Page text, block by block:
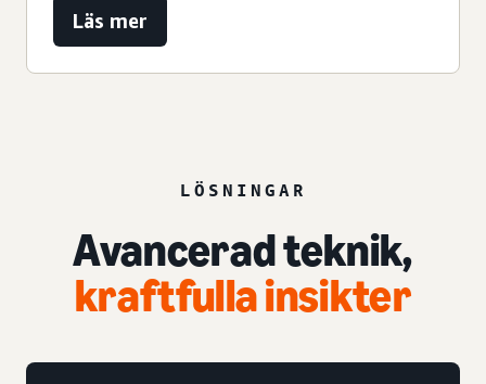
Läs mer
LÖSNINGAR
Avancerad teknik,
kraftfulla insikter